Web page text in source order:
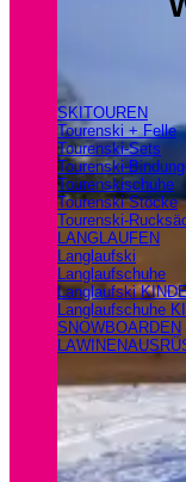
SKITOUREN
Tourenski + Felle
Tourenski-Sets
Tourenski-
Tourenskischuhe
Tourenski Stöcke
Tourenski-
LANGLAUFEN
Langlaufski
Langlaufschuhe
Langlaufski
Langlaufschuhe
SNOWBOARDEN